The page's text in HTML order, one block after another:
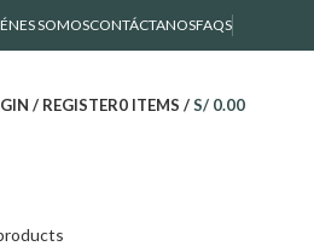
SOMOSCONTÁCTANOSFAQS
/ REGISTER0 ITEMS / S/0.00